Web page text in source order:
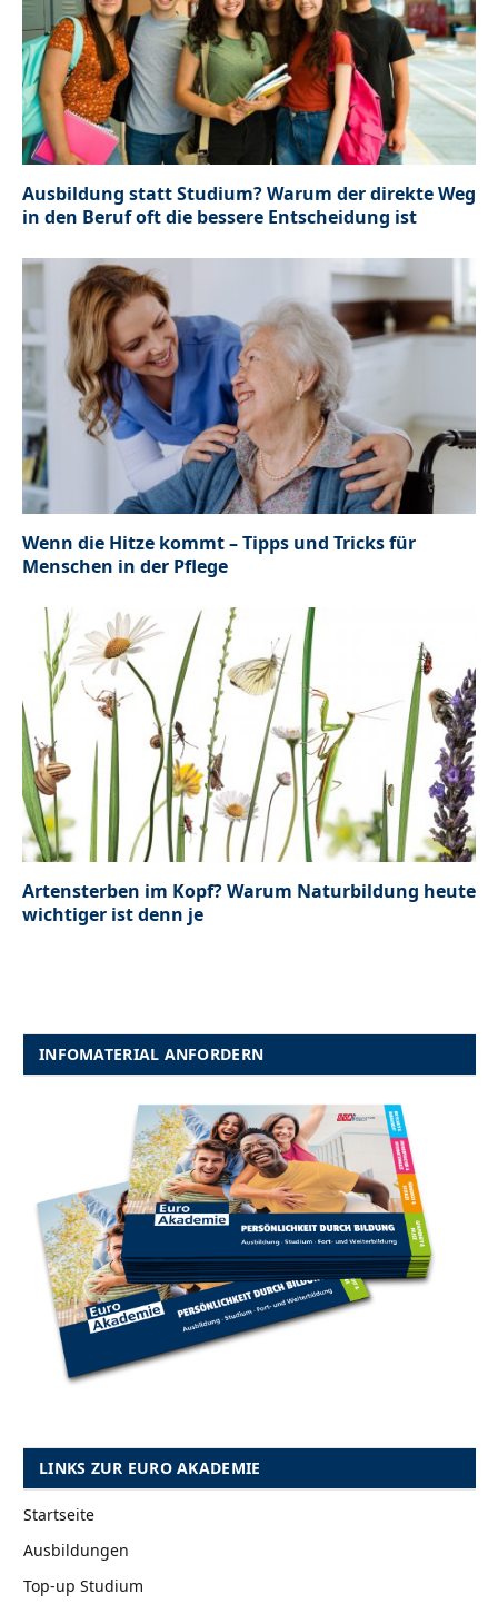
Ausbildung statt Studium? Warum der direkte Weg
in den Beruf oft die bessere Entscheidung ist
Wenn die Hitze kommt – Tipps und Tricks für
Menschen in der Pflege
Artensterben im Kopf? Warum Naturbildung heute
wichtiger ist denn je
INFOMATERIAL ANFORDERN
LINKS ZUR EURO AKADEMIE
Startseite
Ausbildungen
Top-up Studium